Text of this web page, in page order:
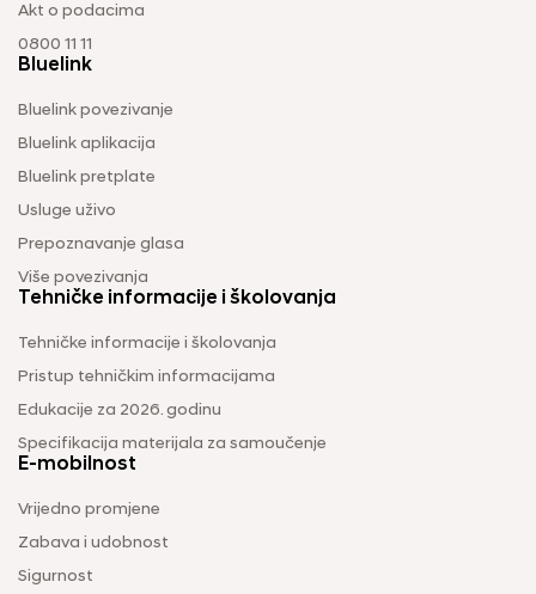
Akt o podacima
0800 11 11
Bluelink
Bluelink povezivanje
Bluelink aplikacija
Bluelink pretplate
Usluge uživo
Prepoznavanje glasa
Više povezivanja
Tehničke informacije i školovanja
Tehničke informacije i školovanja
Pristup tehničkim informacijama
Edukacije za 2026. godinu
Specifikacija materijala za samoučenje
E-mobilnost
Vrijedno promjene
Zabava i udobnost
Sigurnost